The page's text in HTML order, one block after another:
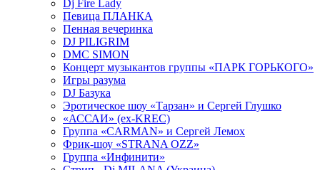
Dj Fire Lady
Певица ПЛАНКА
Пенная вечеринка
DJ PILIGRIM
DMC SIMON
Концерт музыкантов группы «ПАРК ГОРЬКОГО»
Игры разума
DJ Базука
Эротическое шоу «Тарзан» и Сергей Глушко
«АССАИ» (ex-KREC)
Группа «CARMAN» и Сергей Лемох
Фрик-шоу «STRANA OZZ»
Группа «Инфинити»